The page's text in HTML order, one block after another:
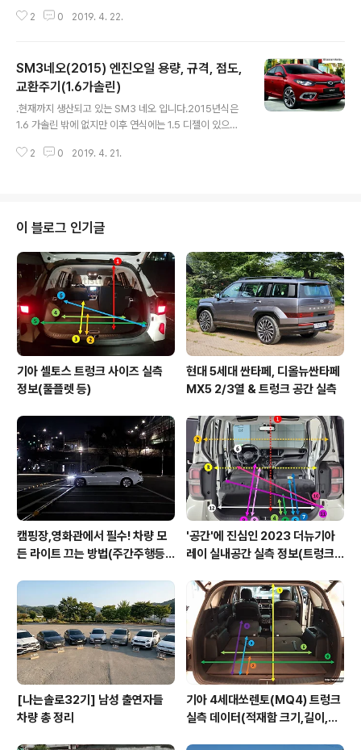
델입니다. QM5(2008) 엔진오일 용량, 규격, 점도, 교환
래 시 (가혹조건) 2.5 가솔린 (엔진명 : QR25, 2TR)엔진
오일 용량 : 5.1 L (오일 및 오일필터 교환 시)엔진오일 규격
: API SL급엔진오일 점도 : 5W30 2.0 디젤 (엔진명 : M9
R)엔진오일 용량 :7.4 L (오일 및 오일필터 교환 시)엔진오
노삼성자동차
2 0 2019. 4. 22.
SM3네오(2015) 엔진오일 용량, 규격, 점도,
교환주기(1.6가솔린)
.현재까지 생산되고 있는 SM3 네오 입니다.2015년식은
1.6 가솔린 밖에 없지만 이후 연식에는 1.5 디젤이 있으니
참고해주시기 바랍니다. .SM3네오(2015) 엔진오일 용량,
MD)엔진오일 용량 : 3.9 L (오일 및 오일필터 교환 시)엔
진오일 규격 : API SL급 이상엔진오일 점도 : 5W20, 5W
30 * 출처 : 르노삼성자동차
2 0 2019. 4. 21.
이 블로그 인기글
기아 셀토스 트렁크 사이즈 실측
정보(풀플렛 등)
현대 5세대 싼타페, 디올뉴싼타페
MX5 2/3열 & 트렁크 공간 실측
캠핑장,영화관에서 필수! 차량 모
든 라이트 끄는 방법(주간주행등D
'공간'에 진심인 2023 더뉴기아
레이 실내공간 실측 정보(트렁크,
[나는솔로32기] 남성 출연자들
차량 총 정리
기아 4세대쏘렌토(MQ4) 트렁크
실측 데이터(적재함 크기,길이,높